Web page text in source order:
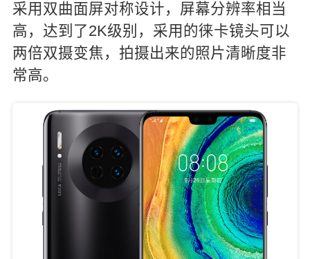
采用双曲面屏对称设计，屏幕分辨率相当
高，达到了2K级别，采用的徕卡镜头可以
两倍双摄变焦，拍摄出来的照片清晰度非
常高。